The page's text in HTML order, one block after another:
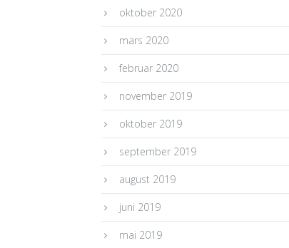
oktober 2020
mars 2020
februar 2020
november 2019
oktober 2019
september 2019
august 2019
juni 2019
mai 2019